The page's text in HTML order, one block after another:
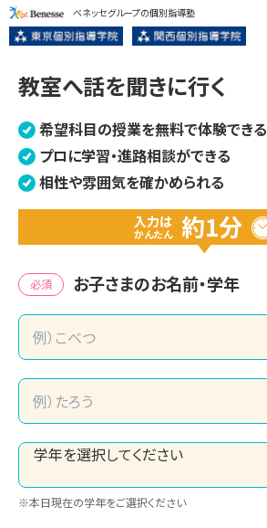
ベネッセグループの個別指導塾
教室へ話を聞きに行く
希望科目の授業を無料で体験できる
プロに学習・進路相談ができる
相性や雰囲気を確かめられる
入力は
かんたん 約1分
必須 お子さまのお名前・学年
※本日現在の学年をご選択ください